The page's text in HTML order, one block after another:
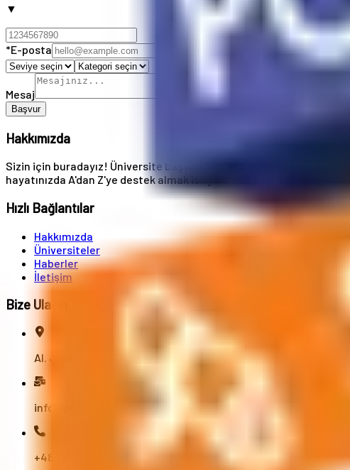
▼
*E-posta
Mesaj
Başvur
Hakkımızda
Sizin için buradayız! Üniversite başvuruları, eğitim ve kariyer
hayatınızda A'dan Z'ye destek almak istiyorsanız doğru
Hızlı Bağlantılar
Hakkımızda
Üniversiteler
Haberler
İletişim
Bize Ulaşın
Al. Jerozolimskie 91, 02-001 Varşova
info@polandstudy.com
+48 791 055 745